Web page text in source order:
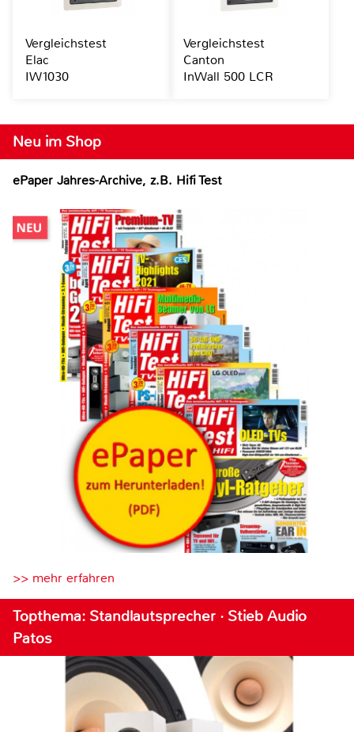
Neu im Shop
ePaper Jahres-Archive, z.B. Hifi Test
>> mehr erfahren
Topthema: Standlautsprecher · Stieb Audio
Patos
Vergleichstest
Elac
IW1030
Vergleichstest
Canton
InWall 500 LCR